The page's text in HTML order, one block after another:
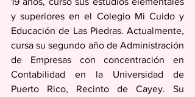
y superiores en el Colegio Mi Cuido y
Educación de Las Piedras. Actualmente,
cursa su segundo año de Administración
de Empresas con concentración en
Contabilidad en la Universidad de
Puerto Rico, Recinto de Cayey. Su